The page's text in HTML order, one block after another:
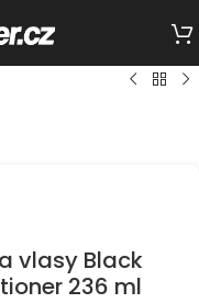
vlasy Black
236 ml